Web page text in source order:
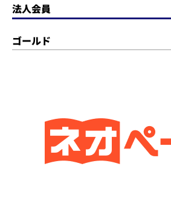
法人会員
ゴールド